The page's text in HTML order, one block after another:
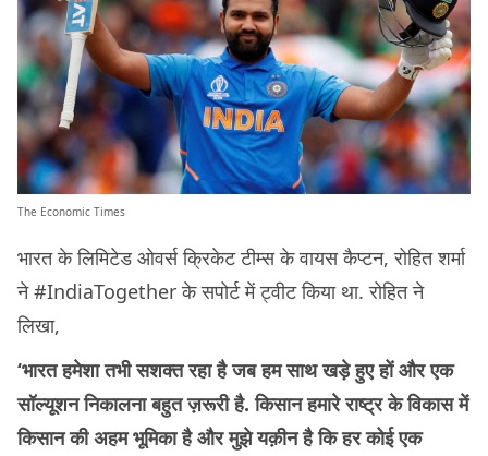
The Economic Times
भारत के लिमिटेड ओवर्स क्रिकेट टीम्स के वायस कैप्टन, रोहित शर्मा
ने #IndiaTogether के सपोर्ट में ट्वीट किया था. रोहित ने
लिखा,
‘भारत हमेशा तभी सशक्त रहा है जब हम साथ खड़े हुए हों और एक
सॉल्यूशन निकालना बहुत ज़रूरी है. किसान हमारे राष्ट्र के विकास में
किसान की अहम भूमिका है और मुझे यक़ीन है कि हर कोई एक